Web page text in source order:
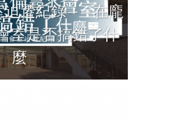
迫遷紀錄——在龐
室是否搞錯了什
麼